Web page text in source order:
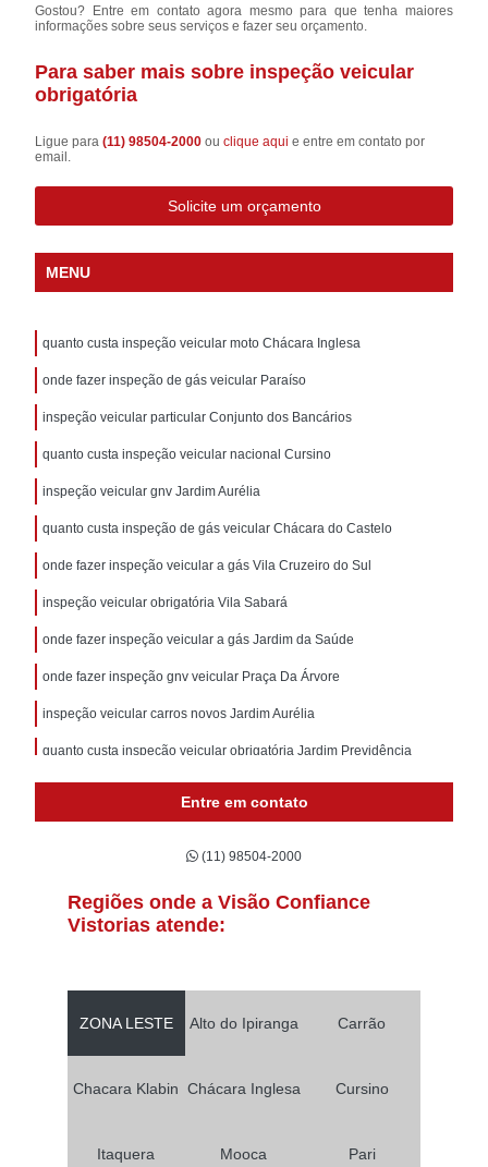
Gostou? Entre em contato agora mesmo para que tenha maiores
informações sobre seus serviços e fazer seu orçamento.
Para saber mais sobre inspeção veicular
obrigatória
Ligue para(11) 98504-2000ouclique aqui e entre em contato por
email.
Solicite um orçamento
MENU
quanto custa inspeção veicular moto Chácara Inglesa
onde fazer inspeção de gás veicular Paraíso
inspeção veicular particular Conjunto dos Bancários
quanto custa inspeção veicular nacional Cursino
inspeção veicular gnv Jardim Aurélia
quanto custa inspeção de gás veicular Chácara do Castelo
onde fazer inspeção veicular a gás Vila Cruzeiro do Sul
inspeção veicular obrigatória Vila Sabará
onde fazer inspeção veicular a gás Jardim da Saúde
onde fazer inspeção gnv veicular Praça Da Árvore
inspeção veicular carros novos Jardim Aurélia
quanto custa inspeção veicular obrigatória Jardim Previdência
quanto custa inspeção veicular anual Jardim da Saúde
quanto custa inspeção veicular carros novos Praça Da Árvore
inspeção veicular anual Vila Brasilina
quanto custa inspeção gnv veicular Chácara Inglesa
onde fazer inspeção veicular moto Vila Brasilina
onde fazer inspeção veicular obrigatória Vila Noca
inspeção de gás veicular Jardim Previdência
Entre em contato
(11) 98504-2000
Regiões onde a Visão Confiance
Vistorias atende:
ZONA LESTE Alto do Ipiranga Carrão
Chacara Klabin Chácara Inglesa Cursino
Itaquera Mooca Pari